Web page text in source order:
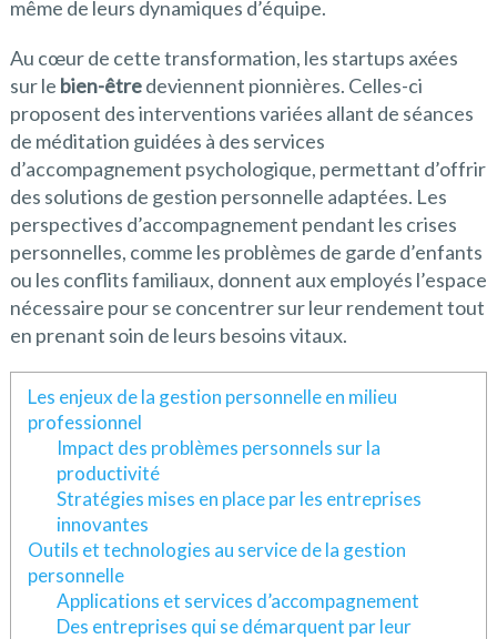
même de leurs dynamiques d’équipe.
Au cœur de cette transformation, les startups axées
sur le bien-êtredeviennent pionnières. Celles-ci
proposent des interventions variées allant de séances
de méditation guidées à des services
d’accompagnement psychologique, permettant d’offrir
des solutions de gestion personnelle adaptées. Les
perspectives d’accompagnement pendant les crises
personnelles, comme les problèmes de garde d’enfants
ou les conflits familiaux, donnent aux employés l’espace
nécessaire pour se concentrer sur leur rendement tout
en prenant soin de leurs besoins vitaux.
Les enjeux de la gestion personnelle en milieu
professionnel
Impact des problèmes personnels sur la
productivité
Stratégies mises en place par les entreprises
innovantes
Outils et technologies au service de la gestion
personnelle
Applications et services d’accompagnement
Des entreprises qui se démarquent par leur